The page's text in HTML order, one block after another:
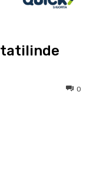
tatilinde
0